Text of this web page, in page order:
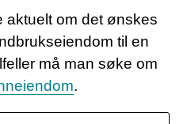
aktuelt om det ønskes
til en
må man søke om
.